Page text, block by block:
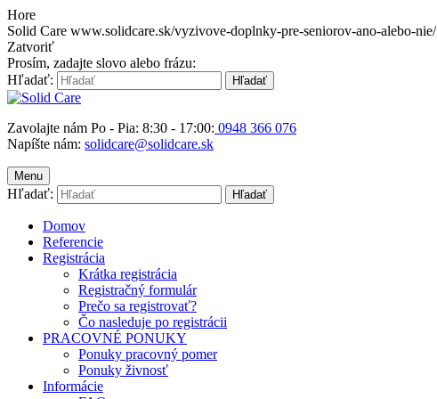
Hore
Solid Care www.solidcare.sk/vyzivove-doplnky-pre-seniorov-ano-alebo-nie/
Zatvoriť
Prosím, zadajte slovo alebo frázu:
Hľadať:
Hľadať
Zavolajte nám Po - Pia: 8:30 - 17:00: 0948 366 076
Napíšte nám: solidcare@solidcare.sk
Menu
Hľadať: Hľadať
Domov
Referencie
Registrácia
Krátka registrácia
Registračný formulár
Prečo sa registrovať?
Čo nasleduje po registrácii
PRACOVNÉ PONUKY
Ponuky pracovný pomer
Ponuky živnosť
Informácie